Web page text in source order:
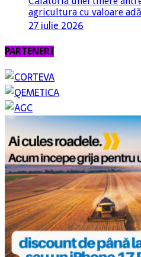
agricultura cu valoare
27 iulie 2026
PARTENERI